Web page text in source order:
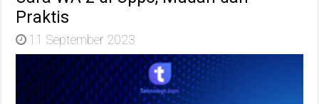
Praktis
11 September 2023